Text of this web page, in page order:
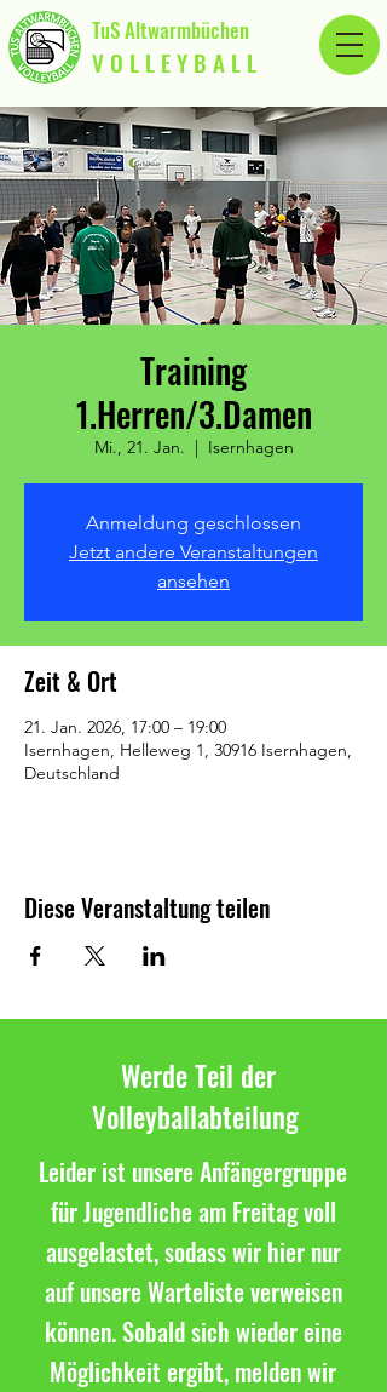
TuS Altwarmbüchen
V O L L E Y B A L L
Training
1.Herren/3.Damen
Mi., 21. Jan.
  |
Isernhagen
Anmeldung geschlossen
Jetzt andere Veranstaltungen
ansehen
Zeit & Ort
21. Jan. 2026, 17:00 – 19:00
Isernhagen, Helleweg 1, 30916 Isernhagen,
Deutschland
Diese Veranstaltung teilen
Werde Teil der
Volleyballabteilung
Leider ist unsere Anfängergruppe
für Jugendliche am Freitag voll
ausgelastet, sodass wir hier nur
auf unsere Warteliste verweisen
können. Sobald sich wieder eine
Möglichkeit ergibt, melden wir